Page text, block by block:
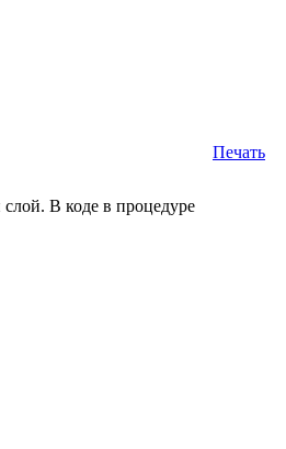
Печать
В коде в процедуре